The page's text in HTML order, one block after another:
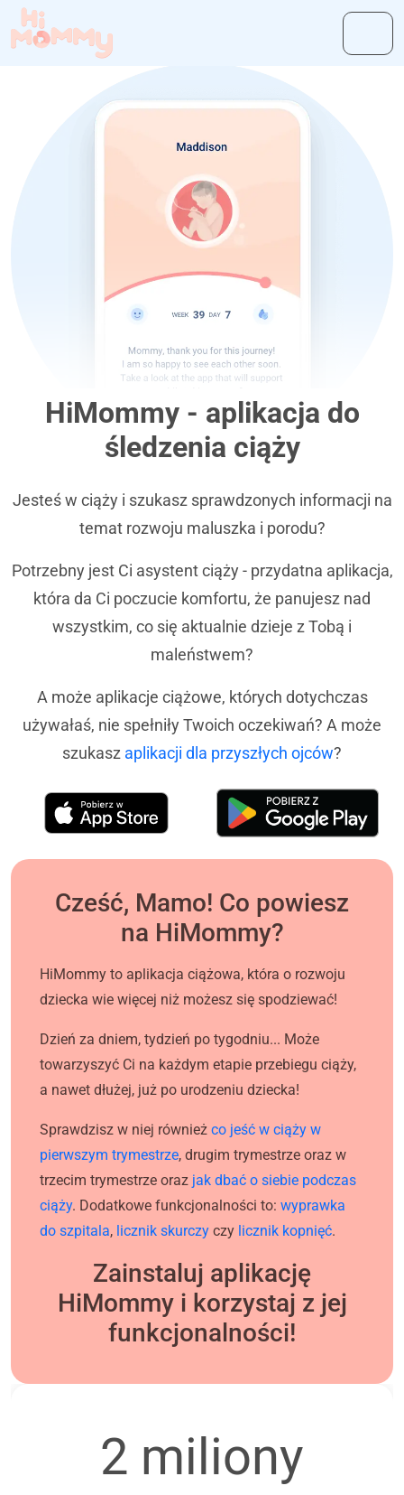
HiMommy - aplikacja do
śledzenia ciąży
Jesteś w ciąży i szukasz sprawdzonych informacji na
temat rozwoju maluszka i porodu?
Potrzebny jest Ci asystent ciąży - przydatna aplikacja,
która da Ci poczucie komfortu, że panujesz nad
wszystkim, co się aktualnie dzieje z Tobą i
maleństwem?
A może aplikacje ciążowe, których dotychczas
używałaś, nie spełniły Twoich oczekiwań? A może
szukasz aplikacji dla przyszłych ojców?
Cześć, Mamo! Co powiesz
na HiMommy?
HiMommy to aplikacja ciążowa, która o rozwoju
dziecka wie więcej niż możesz się spodziewać!
Dzień za dniem, tydzień po tygodniu... Może
towarzyszyć Ci na każdym etapie przebiegu ciąży,
a nawet dłużej, już po urodzeniu dziecka!
Sprawdzisz w niej również co jeść w ciąży w
pierwszym trymestrze, drugim trymestrze oraz w
trzecim trymestrze oraz jak dbać o siebie podczas
ciąży. Dodatkowe funkcjonalności to: wyprawka
do szpitala, licznik skurczy czy licznik kopnięć.
Zainstaluj aplikację
HiMommy i korzystaj z jej
funkcjonalności!
2 miliony